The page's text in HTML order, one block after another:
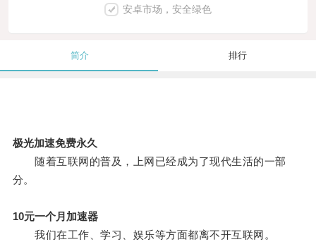
安卓市场，安全绿色
简介 排行
极光加速免费永久
随着互联网的普及，上网已经成为了现代生活的一部
分。
10元一个月加速器
我们在工作、学习、娱乐等方面都离不开互联网。